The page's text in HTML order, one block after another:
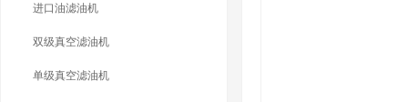
进口油滤油机
双级真空滤油机
单级真空滤油机